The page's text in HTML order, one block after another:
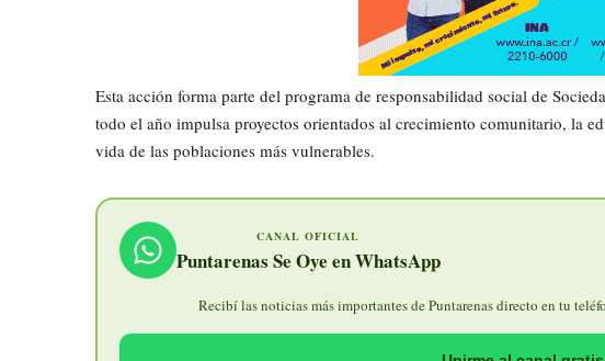
Esta acción forma parte del programa de responsabilidad social de
todo el año impulsa proyectos orientados al crecimiento comunitario, la
vida de las poblaciones más vulnerables.
CANAL OFICIAL
Puntarenas Se Oye en WhatsApp
Recibí las noticias más importantes de Puntarenas directo en tu